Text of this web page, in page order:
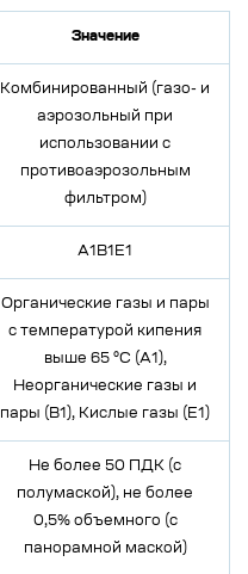
Значение
Комбинированный (газо- и
аэрозольный при
использовании с
противоаэрозольным
фильтром)
А1B1E1
Органические газы и пары
с температурой кипения
выше 65 °C (A1),
Неорганические газы и
пары (B1), Кислые газы (E1)
Не более 50 ПДК (с
полумаской), не более
0,5% объемного (с
панорамной маской)